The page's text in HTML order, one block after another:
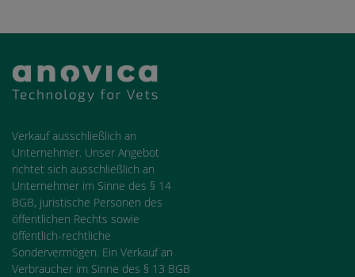
Verkauf ausschließlich an
Unternehmer. Unser Angebot
richtet sich ausschließlich an
Unternehmer im Sinne des § 14
BGB, juristische Personen des
öffentlichen Rechts sowie
öffentlich-rechtliche
Sondervermögen. Ein Verkauf an
Verbraucher im Sinne des § 13 BGB